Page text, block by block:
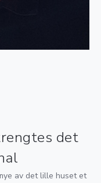
det
av det lille huset et